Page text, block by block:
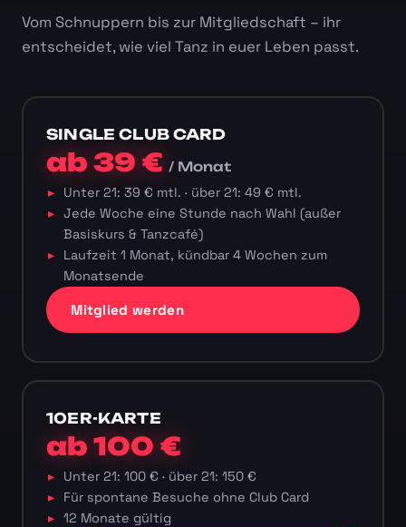
Vom Schnuppern bis zur Mitgliedschaft – ihr
entscheidet, wie viel Tanz in euer Leben passt.
SINGLE CLUB CARD
ab 39 €/ Monat
Unter 21: 39 € mtl. · über 21: 49 € mtl.
Jede Woche eine Stunde nach Wahl (außer
Basiskurs & Tanzcafé)
Laufzeit 1 Monat, kündbar 4 Wochen zum
Monatsende
Mitglied werden
10ER-KARTE
ab 100 €
Unter 21: 100 € · über 21: 150 €
Für spontane Besuche ohne Club Card
12 Monate gültig